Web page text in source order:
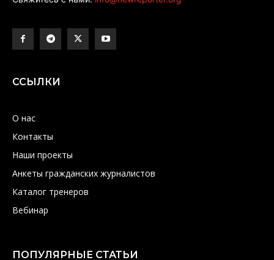
ССЫЛКИ
О нас
Контакты
Наши проекты
Анкеты гражданских журналистов
Каталог тренеров
Вебинар
ПОПУЛЯРНЫЕ СТАТЬИ